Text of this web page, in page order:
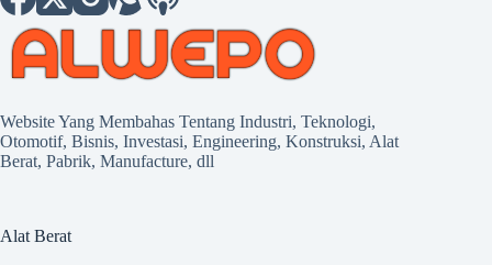
Website Yang Membahas Tentang Industri, Teknologi,
Otomotif, Bisnis, Investasi, Engineering, Konstruksi, Alat
Berat, Pabrik, Manufacture, dll
Alat Berat